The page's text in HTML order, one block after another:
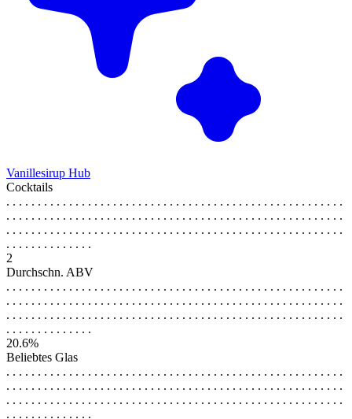
Vanillesirup Hub
Cocktails
. . . . . . . . . . . . . . . . . . . . . . . . . . . . . . . . . . . . . . . . . . . . . . . . . . . . . .
. . . . . . . . . . . . . . . . . . . . . . . . . . . . . . . . . . . . . . . . . . . . . . . . . . . . . .
. . . . . . . . . . . . . . . . . . . . . . . . . . . . . . . . . . . . . . . . . . . . . . . . . . . . . .
. . . . . . . . . . . . . .
2
Durchschn. ABV
. . . . . . . . . . . . . . . . . . . . . . . . . . . . . . . . . . . . . . . . . . . . . . . . . . . . . .
. . . . . . . . . . . . . . . . . . . . . . . . . . . . . . . . . . . . . . . . . . . . . . . . . . . . . .
. . . . . . . . . . . . . . . . . . . . . . . . . . . . . . . . . . . . . . . . . . . . . . . . . . . . . .
. . . . . . . . . . . . . .
20.6%
Beliebtes Glas
. . . . . . . . . . . . . . . . . . . . . . . . . . . . . . . . . . . . . . . . . . . . . . . . . . . . . .
. . . . . . . . . . . . . . . . . . . . . . . . . . . . . . . . . . . . . . . . . . . . . . . . . . . . . .
. . . . . . . . . . . . . . . . . . . . . . . . . . . . . . . . . . . . . . . . . . . . . . . . . . . . . .
. . . . . . . . . . . . . .